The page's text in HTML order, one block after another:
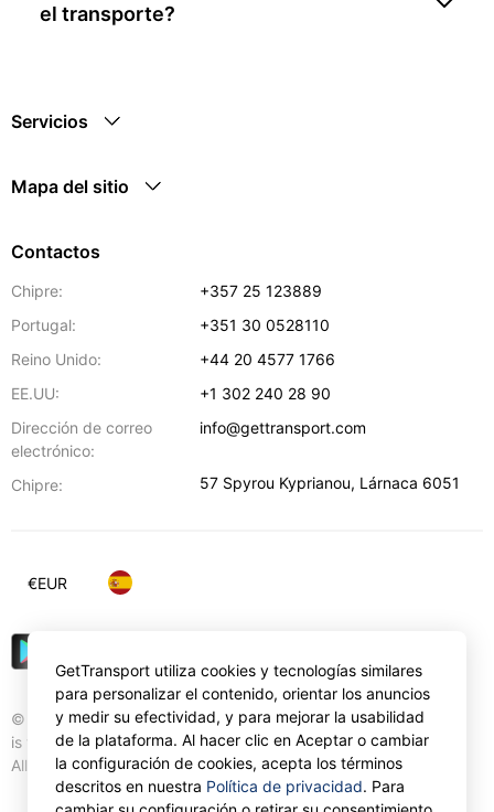
el transporte?
Servicios
Mapa del sitio
Contactos
Chipre:
+357 25 123889
Portugal:
+351 30 0528110
Reino Unido:
+44 20 4577 1766
EE.UU:
+1 302 240 28 90
Dirección de correo
electrónico:
info@gettransport.com
Chipre: 57 Spyrou Kyprianou, Lárnaca 6051
© Gettransport International Limited. GetTransport®
is trademark of Gettransport International Limited.
All rights reserved.
€EUR
GetTransport utiliza cookies y tecnologías similares
para personalizar el contenido, orientar los anuncios
y medir su efectividad, y para mejorar la usabilidad
de la plataforma. Al hacer clic en Aceptar o cambiar
la configuración de cookies, acepta los términos
descritos en nuestra Política de privacidad. Para